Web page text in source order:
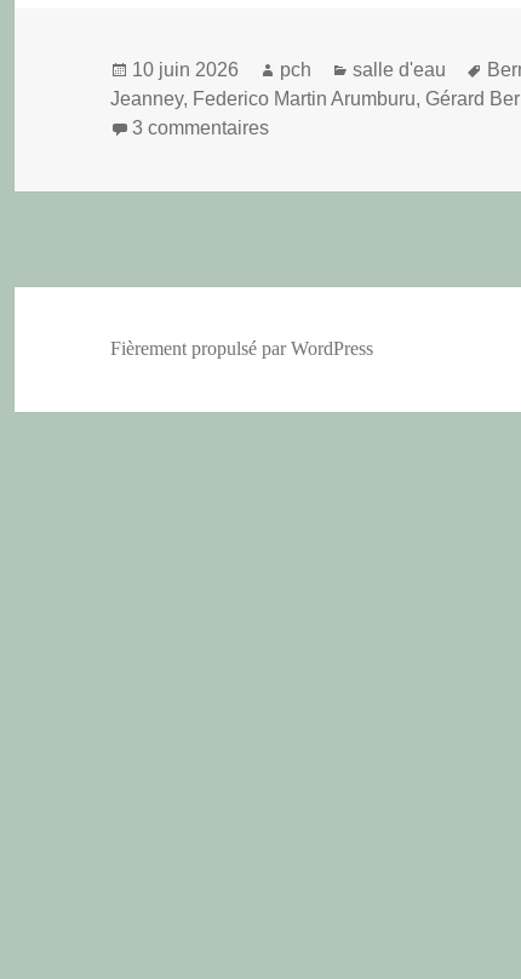
Publié
le
10 juin 2026 Auteur
pch Catégories
salle d'eau
clés
Jeanney, Federico Martin Arumburu, Gérard
3 commentairessur Pas emballé
Fièrement propulsé par WordPress